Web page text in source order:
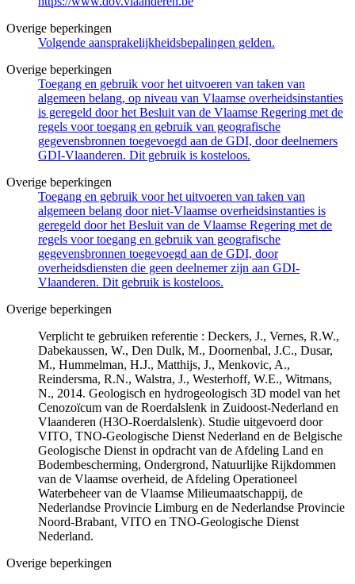
Overige beperkingen
Volgende aansprakelijkheidsbepalingen gelden.
Overige beperkingen
Toegang en gebruik voor het uitvoeren van taken van
algemeen belang, op niveau van Vlaamse overheidsinstanties
is geregeld door het Besluit van de Vlaamse Regering met de
regels voor toegang en gebruik van geografische
gegevensbronnen toegevoegd aan de GDI, door deelnemers
GDI-Vlaanderen. Dit gebruik is kosteloos.
Overige beperkingen
Toegang en gebruik voor het uitvoeren van taken van
algemeen belang door niet-Vlaamse overheidsinstanties is
geregeld door het Besluit van de Vlaamse Regering met de
regels voor toegang en gebruik van geografische
gegevensbronnen toegevoegd aan de GDI, door
overheidsdiensten die geen deelnemer zijn aan GDI-
Vlaanderen. Dit gebruik is kosteloos.
Overige beperkingen
Verplicht te gebruiken referentie : Deckers, J., Vernes, R.W.,
Dabekaussen, W., Den Dulk, M., Doornenbal, J.C., Dusar,
M., Hummelman, H.J., Matthijs, J., Menkovic, A.,
Reindersma, R.N., Walstra, J., Westerhoff, W.E., Witmans,
N., 2014. Geologisch en hydrogeologisch 3D model van het
Cenozoïcum van de Roerdalslenk in Zuidoost-Nederland en
Vlaanderen (H3O-Roerdalslenk). Studie uitgevoerd door
VITO, TNO-Geologische Dienst Nederland en de Belgische
Geologische Dienst in opdracht van de Afdeling Land en
Bodembescherming, Ondergrond, Natuurlijke Rijkdommen
van de Vlaamse overheid, de Afdeling Operationeel
Waterbeheer van de Vlaamse Milieumaatschappij, de
Nederlandse Provincie Limburg en de Nederlandse Provincie
Noord-Brabant, VITO en TNO-Geologische Dienst
Nederland.
Overige beperkingen